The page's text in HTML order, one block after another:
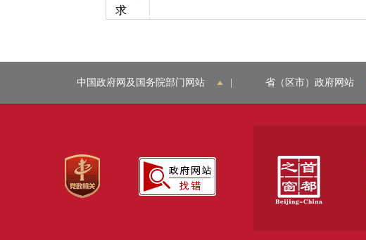
求
中国政府网及国务院部门网站 省（区市）政府网站